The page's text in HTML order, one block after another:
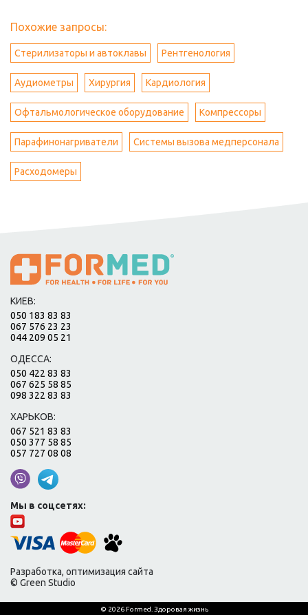
Похожие запросы:
Стерилизаторы и автоклавы Рентгенология
Аудиометры Хирургия Кардиология
Офтальмологическое оборудование Компрессоры
Парафинонагриватели Системы вызова медперсонала
Расходомеры
КИЕВ:
050 183 83 83
067 576 23 23
044 209 05 21
ОДЕССА:
050 422 83 83
067 625 58 85
098 322 83 83
ХАРЬКОВ:
067 521 83 83
050 377 58 85
057 727 08 08
Мы в соцсетях:
Разработка, оптимизация сайта
© Green Studio
© 2026 Formed. Здоровая жизнь